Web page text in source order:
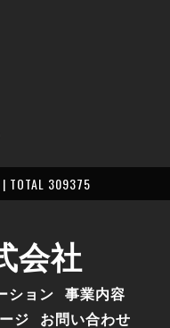
| TOTAL 309375
会社
ション 事業内容
ジ お問い合わせ